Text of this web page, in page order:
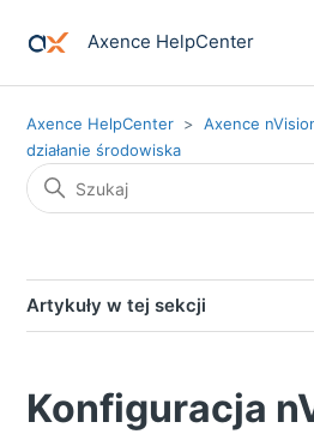
Axence HelpCenter
Axence HelpCenter Axence
działanie środowiska
Artykuły w tej sekcji
Konfiguracja